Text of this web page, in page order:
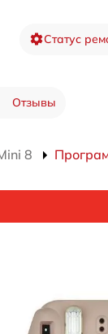
Статус
Отзывы
8